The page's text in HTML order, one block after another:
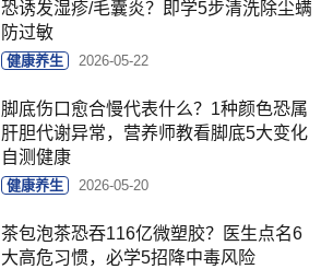
恐诱发湿疹/毛囊炎？即学5步清洗除尘螨
防过敏
健康养生 2026-05-22
脚底伤口愈合慢代表什么？1种颜色恐属
肝胆代谢异常，营养师教看脚底5大变化
自测健康
健康养生 2026-05-20
茶包泡茶恐吞116亿微塑胶？医生点名6
大高危习惯，必学5招降中毒风险